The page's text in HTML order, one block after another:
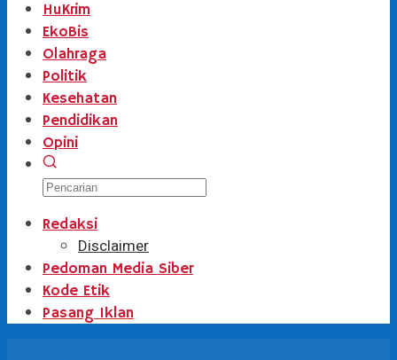
HuKrim
EkoBis
Olahraga
Politik
Kesehatan
Pendidikan
Opini
Redaksi
Disclaimer
Pedoman Media Siber
Kode Etik
Pasang Iklan